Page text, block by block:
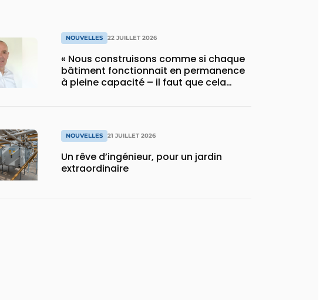
NOUVELLES 22 JUILLET 2026
« Nous construisons comme si chaque
bâtiment fonctionnait en permanence
à pleine capacité – il faut que cela
NOUVELLES 21 JUILLET 2026
Un rêve d’ingénieur, pour un jardin
extraordinaire